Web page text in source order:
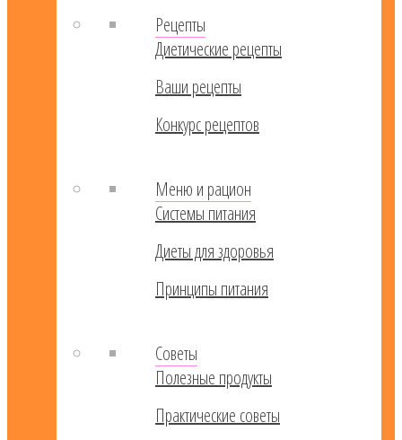
Рецепты
Диетические рецепты
Ваши рецепты
Конкурс рецептов
Меню и рацион
Системы питания
Диеты для здоровья
Принципы питания
Советы
Полезные продукты
Практические советы